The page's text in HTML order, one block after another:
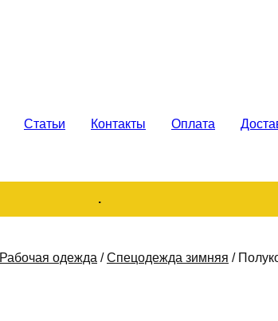
Статьи Контакты Оплата
.
Рабочая одежда /Спецодежда зимняя /